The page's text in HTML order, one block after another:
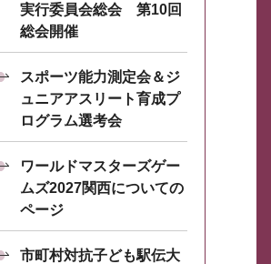
実行委員会総会 第10回
総会開催
スポーツ能力測定会＆ジ
ュニアアスリート育成プ
ログラム選考会
ワールドマスターズゲー
ムズ2027関西についての
ページ
市町村対抗子ども駅伝大